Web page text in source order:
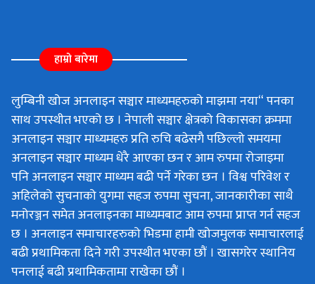
हाम्रो बारेमा
लुम्बिनी खोज अनलाइन सञ्चार माध्यमहरुको माझमा नया“ पनका
साथ उपस्थीत भएको छ । नेपाली सञ्चार क्षेत्रको विकासका क्रममा
अनलाइन सञ्चार माध्यमहरु प्रति रुचि बढेसगै पछिल्लो समयमा
अनलाइन सञ्चार माध्यम धेरै आएका छन र आम रुपमा रोजाइमा
पनि अनलाइन सञ्चार माध्यम बढी पर्ने गरेका छन । विश्व परिवेश र
अहिलेको सुचनाको युगमा सहज रुपमा सुचना, जानकारीका साथै
मनोरञ्जन समेत अनलाइनका माध्यमबाट आम रुपमा प्राप्त गर्न सहज
छ । अनलाइन समाचारहरुको भिडमा हामी खोजमुलक समाचारलाई
बढी प्रथामिकता दिने गरी उपस्थीत भएका छौं । खासगरेर स्थानिय
पनलाई बढी प्रथामिकतामा राखेका छौं ।